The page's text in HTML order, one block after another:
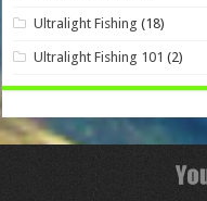
Ultralight Fishing (18)
Ultralight Fishing 101 (2)